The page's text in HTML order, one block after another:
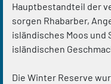
Hauptbestandteil der
sorgen Rhabarber,
isländisches Moos und
isländischen
Die Winter Reserve